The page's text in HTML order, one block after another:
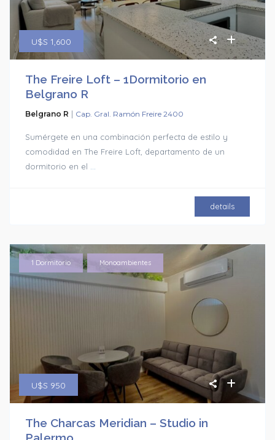
U$S 1,600
The Freire Loft – 1Dormitorio en
Belgrano R
Belgrano R | Cap. Gral. Ramón Freire 2400
Sumérgete en una combinación perfecta de estilo y
comodidad en The Freire Loft, departamento de un
dormitorio en el
details
U$S 950
1 Dormitorio , Monoambientes
The Charcas Meridian – Studio in